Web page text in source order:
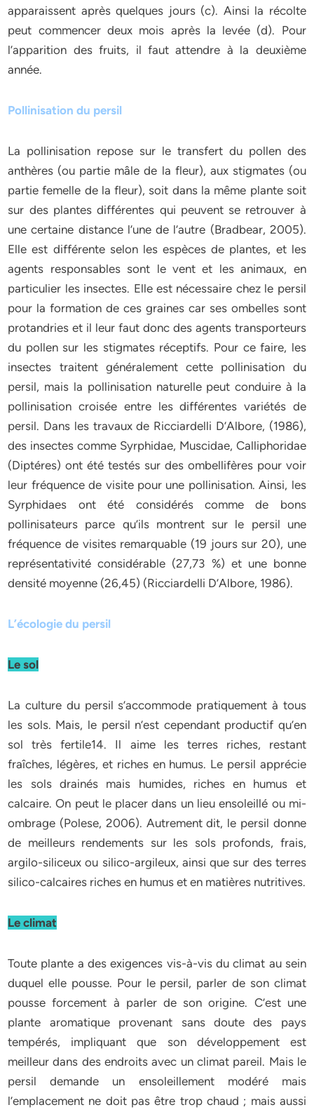
apparaissent après quelques jours (c). Ainsi la récolte
peut commencer deux mois après la levée (d). Pour
l’apparition des fruits, il faut attendre à la deuxième
année.
Pollinisation du persil
La pollinisation repose sur le transfert du pollen des
anthères (ou partie mâle de la fleur), aux stigmates (ou
partie femelle de la fleur), soit dans la même plante soit
sur des plantes différentes qui peuvent se retrouver à
une certaine distance l’une de l’autre (Bradbear, 2005).
Elle est différente selon les espèces de plantes, et les
agents responsables sont le vent et les animaux, en
particulier les insectes. Elle est nécessaire chez le persil
pour la formation de ces graines car ses ombelles sont
protandries et il leur faut donc des agents transporteurs
du pollen sur les stigmates réceptifs. Pour ce faire, les
insectes traitent généralement cette pollinisation du
persil, mais la pollinisation naturelle peut conduire à la
pollinisation croisée entre les différentes variétés de
persil. Dans les travaux de Ricciardelli D’Albore, (1986),
des insectes comme Syrphidae, Muscidae, Calliphoridae
(Diptéres) ont été testés sur des ombellifères pour voir
leur fréquence de visite pour une pollinisation. Ainsi, les
Syrphidaes ont été considérés comme de bons
pollinisateurs parce qu’ils montrent sur le persil une
fréquence de visites remarquable (19 jours sur 20), une
représentativité considérable (27,73 %) et une bonne
densité moyenne (26,45) (Ricciardelli D’Albore, 1986).
L’écologie du persil
Le sol
La culture du persil s’accommode pratiquement à tous
les sols. Mais, le persil n’est cependant productif qu’en
sol très fertile14. Il aime les terres riches, restant
fraîches, légères, et riches en humus. Le persil apprécie
les sols drainés mais humides, riches en humus et
calcaire. On peut le placer dans un lieu ensoleillé ou mi-
ombrage (Polese, 2006). Autrement dit, le persil donne
de meilleurs rendements sur les sols profonds, frais,
argilo-siliceux ou silico-argileux, ainsi que sur des terres
silico-calcaires riches en humus et en matières nutritives.
Le climat
Toute plante a des exigences vis-à-vis du climat au sein
duquel elle pousse. Pour le persil, parler de son climat
pousse forcement à parler de son origine. C’est une
plante aromatique provenant sans doute des pays
tempérés, impliquant que son développement est
meilleur dans des endroits avec un climat pareil. Mais le
persil demande un ensoleillement modéré mais
l’emplacement ne doit pas être trop chaud ; mais aussi